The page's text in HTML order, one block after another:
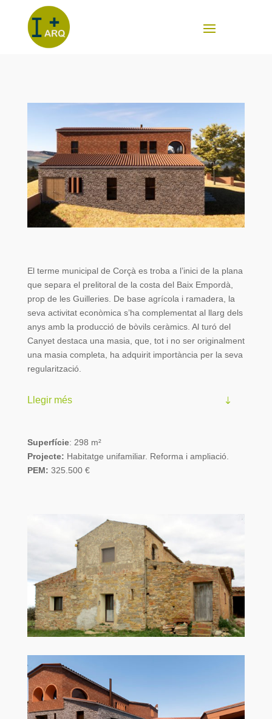
El terme municipal de Corçà es troba a l’inici de la plana
que separa el prelitoral de la costa del Baix Empordà,
prop de les Guilleries. De base agrícola i ramadera, la
seva activitat econòmica s’ha complementat al llarg dels
anys amb la producció de bòvils ceràmics. Al turó del
Canyet destaca una masia, que, tot i no ser originalment
una masia completa, ha adquirit importància per la seva
regularització.
Llegir més
Superfície: 298 m²
Projecte: Habitatge unifamiliar. Reforma i ampliació.
PEM: 325.500 €